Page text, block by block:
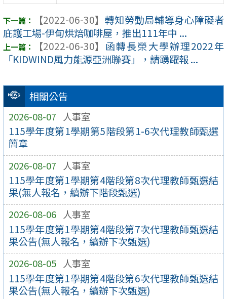
相關公告
2026-08-07 人事室
115學年度第1學期第5階段第1-6次代理教師甄選
簡章
2026-08-07 人事室
115學年度第1學期第4階段第8次代理教師甄選結
果(無人報名，續辦下階段甄選)
2026-08-06 人事室
115學年度第1學期第4階段第7次代理教師甄選結
果公告(無人報名，續辦下次甄選)
2026-08-05 人事室
115學年度第1學期第4階段第6次代理教師甄選結
果公告(無人報名，續辦下次甄選)
【2022-06-30】 轉知勞動局輔導身心障礙者
庇護工場-伊甸烘焙咖啡屋，推出111年中 ...
【2022-06-30】 函轉長榮大學辦理2022年
「KIDWIND風力能源亞洲聯賽」，請踴躍報 ...